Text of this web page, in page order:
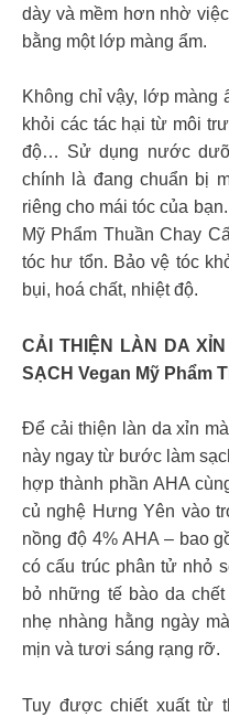
dày và mềm hơn nhờ
bằng một lớp màng ẩm.
Không chỉ vậy, lớp màng
khỏi các tác hại từ môi
độ… Sử dụng nước
chính là đang chuẩn bị
riêng cho mái tóc của
Mỹ Phẩm Thuần Chay
tóc hư tổn. Bảo vệ tóc
bụi, hoá chất, nhiệt độ.
CẢI THIỆN LÀN DA
SẠCH Vegan Mỹ Phẩm
Để cải thiện làn da xỉn
này ngay từ bước làm
hợp thành phần AHA
củ nghệ Hưng Yên vào
nồng độ 4% AHA – bao
có cấu trúc phân tử nhỏ
bỏ những tế bào da
nhẹ nhàng hằng ngày
mịn và tươi sáng rạng rỡ.
Tuy được chiết xuất từ